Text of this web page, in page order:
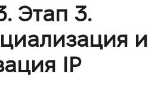
Этап 3.
и
IP